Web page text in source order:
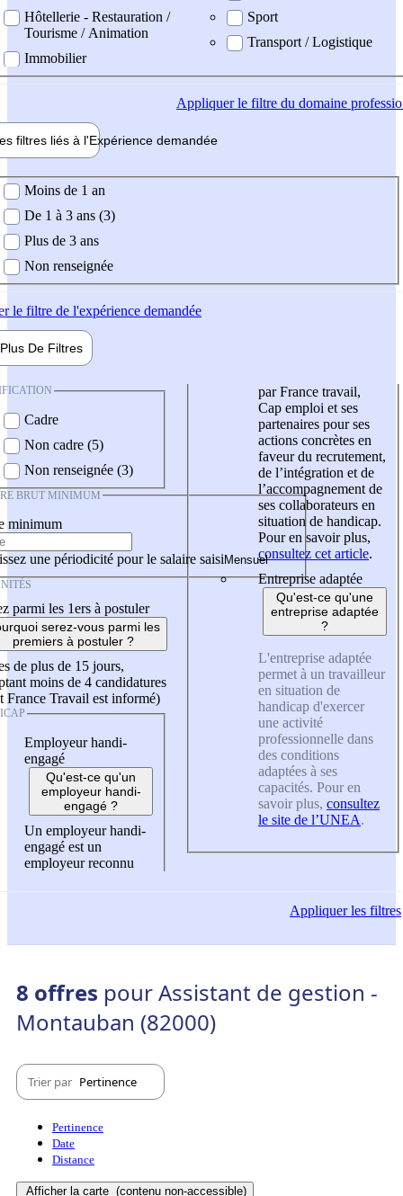
Hôtellerie - Restauration /
Tourisme / Animation
Immobilier
Sport
Transport / Logistique
Appliquerle filtre du domaine
filtres liés à l'Expérience demandée
demandée
Moins de 1 an
De 1 à 3 ans (3)
Plus de 3 ans
Non renseignée
le filtre de l'expérience demandée
Plus De Filtres
Cadre
Non cadre (5)
Non renseignée (3)
BRUT MINIMUM
minimum
une périodicité pour le salaire saisi
parmi les 1ers à postuler
serez-vous parmi les
premiers à postuler ?
de plus de 15 jours,
moins de 4 candidatures
France Travail est informé)
Employeur handi-
engagé
Qu'est-ce qu'un
employeur handi-
engagé ?
Un employeur handi-
engagé est un
employeur reconnu
par France travail,
Cap emploi et ses
partenaires pour ses
actions concrètes en
faveur du recrutement,
de l’intégration et de
l’accompagnement de
ses collaborateurs en
situation de handicap.
Pour en savoir plus,
consultez cet article.
Entreprise adaptée
Qu'est-ce qu'une
entreprise adaptée
?
L'entreprise adaptée
permet à un travailleur
en situation de
handicap d'exercer
une activité
professionnelle dans
des conditions
adaptées à ses
capacités. Pour en
savoir plus, consultez
le site de l’UNEA.
Appliquerles filtres
8 offres pour Assistant de gestion -
Montauban (82000)
Trier par Pertinence
Pertinence
Date
Distance
Afficher la carte (contenu non-accessible)